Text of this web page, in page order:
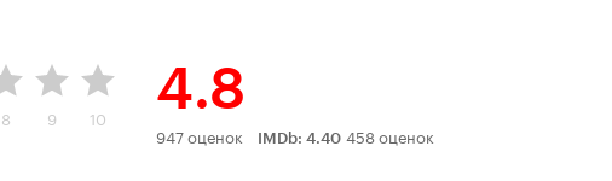
8 9 10
4.8
Рейтинг
947 оценок IMDb: 4.40 458 оценок